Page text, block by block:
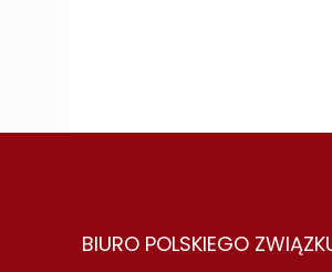
BIURO POLSKIEGO